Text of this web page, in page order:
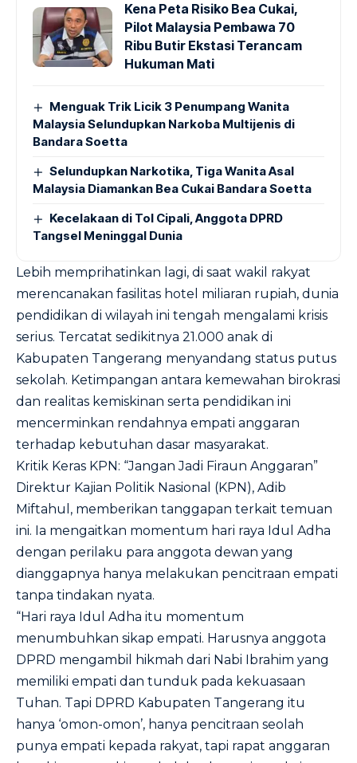
Kena Peta Risiko Bea Cukai,
Pilot Malaysia Pembawa 70
Ribu Butir Ekstasi Terancam
Hukuman Mati
Menguak Trik Licik 3 Penumpang Wanita
Malaysia Selundupkan Narkoba Multijenis di
Bandara Soetta
Selundupkan Narkotika, Tiga Wanita Asal
Malaysia Diamankan Bea Cukai Bandara Soetta
Kecelakaan di Tol Cipali, Anggota DPRD
Tangsel Meninggal Dunia
Lebih memprihatinkan lagi, di saat wakil rakyat
merencanakan fasilitas hotel miliaran rupiah, dunia
pendidikan di wilayah ini tengah mengalami krisis
serius. Tercatat sedikitnya 21.000 anak di
Kabupaten Tangerang menyandang status putus
sekolah. Ketimpangan antara kemewahan birokrasi
dan realitas kemiskinan serta pendidikan ini
mencerminkan rendahnya empati anggaran
terhadap kebutuhan dasar masyarakat.
Kritik Keras KPN: “Jangan Jadi Firaun Anggaran”
Direktur Kajian Politik Nasional (KPN), Adib
Miftahul, memberikan tanggapan terkait temuan
ini. Ia mengaitkan momentum hari raya Idul Adha
dengan perilaku para anggota dewan yang
dianggapnya hanya melakukan pencitraan empati
tanpa tindakan nyata.
“Hari raya Idul Adha itu momentum
menumbuhkan sikap empati. Harusnya anggota
DPRD mengambil hikmah dari Nabi Ibrahim yang
memiliki empati dan tunduk pada kekuasaan
Tuhan. Tapi DPRD Kabupaten Tangerang itu
hanya ‘omon-omon’, hanya pencitraan seolah
punya empati kepada rakyat, tapi rapat anggaran